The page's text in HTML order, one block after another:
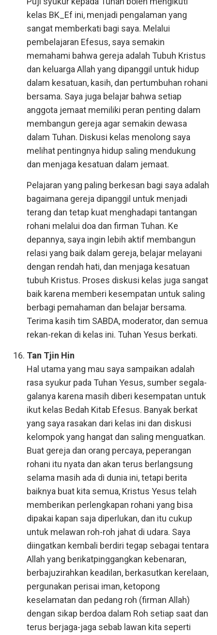
kelas BK_Ef ini, menjadi pengalaman yang
sangat memberkati bagi saya. Melalui
pembelajaran Efesus, saya semakin
memahami bahwa gereja adalah Tubuh Kristus
dan keluarga Allah yang dipanggil untuk hidup
dalam kesatuan, kasih, dan pertumbuhan rohani
bersama. Saya juga belajar bahwa setiap
anggota jemaat memiliki peran penting dalam
membangun gereja agar semakin dewasa
dalam Tuhan. Diskusi kelas menolong saya
melihat pentingnya hidup saling mendukung
dan menjaga kesatuan dalam jemaat.
Pelajaran yang paling berkesan bagi saya adalah
bagaimana gereja dipanggil untuk menjadi
terang dan tetap kuat menghadapi tantangan
rohani melalui doa dan firman Tuhan. Ke
depannya, saya ingin lebih aktif membangun
relasi yang baik dalam gereja, belajar melayani
dengan rendah hati, dan menjaga kesatuan
tubuh Kristus. Proses diskusi kelas juga sangat
baik karena memberi kesempatan untuk saling
berbagi pemahaman dan belajar bersama.
Terima kasih tim SABDA, moderator, dan semua
rekan-rekan di kelas ini. Tuhan Yesus berkati.
Tan Tjin Hin
Hal utama yang mau saya sampaikan adalah
rasa syukur pada Tuhan Yesus, sumber segala-
galanya karena masih diberi kesempatan untuk
ikut kelas Bedah Kitab Efesus. Banyak berkat
yang saya rasakan dari kelas ini dan diskusi
kelompok yang hangat dan saling menguatkan.
Buat gereja dan orang percaya, peperangan
rohani itu nyata dan akan terus berlangsung
selama masih ada di dunia ini, tetapi berita
baiknya buat kita semua, Kristus Yesus telah
memberikan perlengkapan rohani yang bisa
dipakai kapan saja diperlukan, dan itu cukup
untuk melawan roh-roh jahat di udara. Saya
diingatkan kembali berdiri tegap sebagai tentara
Allah yang berikatpinggangkan kebenaran,
berbajuzirahkan keadilan, berkasutkan kerelaan,
pergunakan perisai iman, ketopong
keselamatan dan pedang roh (firman Allah)
dengan sikap berdoa dalam Roh setiap saat dan
terus berjaga-jaga sebab lawan kita seperti